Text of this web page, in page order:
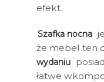
efekt.
Szafka nocna
że mebel ten
wydaniu
łatwe